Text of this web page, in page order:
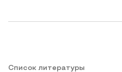
Список литературы